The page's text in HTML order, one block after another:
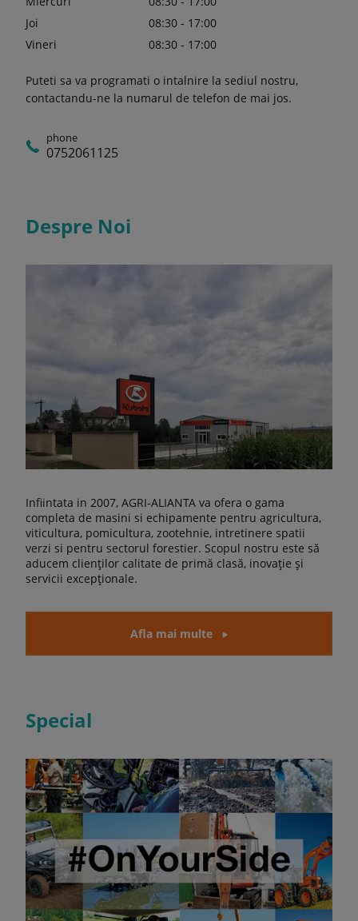
Joi
08:30 - 17:00
Vineri
08:30 - 17:00
Puteti sa va programati o intalnire la sediul nostru,
contactandu-ne la numarul de telefon de mai jos.
phone
0752061125
Despre Noi
Infiintata in 2007, AGRI-ALIANTA va ofera o gama
completa de masini si echipamente pentru agricultura,
viticultura, pomicultura, zootehnie, intretinere spatii
verzi si pentru sectorul forestier. Scopul nostru este să
aducem clienților calitate de primă clasă, inovație și
servicii excepționale.
Afla mai multe
Special